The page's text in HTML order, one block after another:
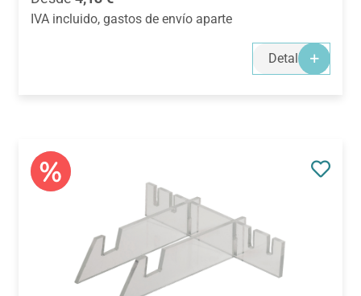
IVA incluido, gastos de envío aparte
Detalles